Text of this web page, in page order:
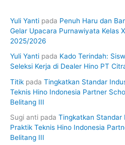
Yuli Yanti pada Penuh Haru dan
Gelar Upacara Purnawiyata Kelas
2025/2026
Yuli Yanti pada Kado Terindah:
Seleksi Kerja di Dealer Hino PT
Titik pada Tingkatkan Standar
Teknis Hino Indonesia Partner
Belitang III
Sugi anti pada Tingkatkan Standar
Praktik Teknis Hino Indonesia
Belitang III